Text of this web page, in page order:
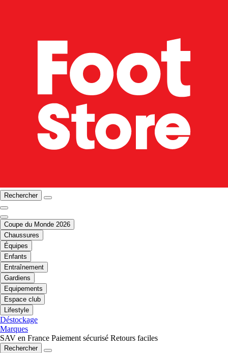
Rechercher
Coupe du Monde 2026
Chaussures
Équipes
Enfants
Entraînement
Gardiens
Equipements
Espace club
Lifestyle
Déstockage
Marques
SAV en France Paiement sécurisé Retours faciles
Rechercher